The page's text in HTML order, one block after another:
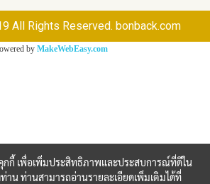
All Rights Reserved. bonback.com
by MakeWebEasy.com
กกี้ เพื่อเพิ่มประสิทธิภาพและประสบการณ์ที่ดีใน
ท่าน ท่านสามารถอ่านรายละเอียดเพิ่มเติมได้ที่